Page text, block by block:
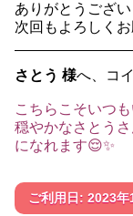
ありがとうござい
次回もよろしく
さとう 様へ、コ
こちらこそいつ
穏やかなさとう
になれます😌✨
ご利用日: 2023年